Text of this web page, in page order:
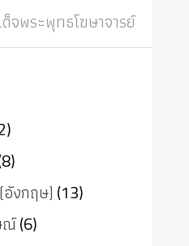
จพระพุทธโฆษาจารย์
งกฤษ) (13)
ณ์(6)